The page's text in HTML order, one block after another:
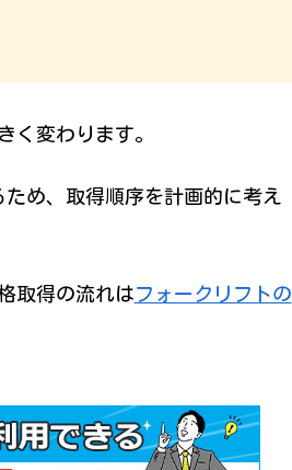
く変わります。
め、取得順序を計画的に考え
取得の流れはフォークリフトの